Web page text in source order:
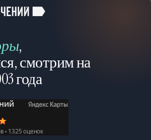
,
смотрим на
года